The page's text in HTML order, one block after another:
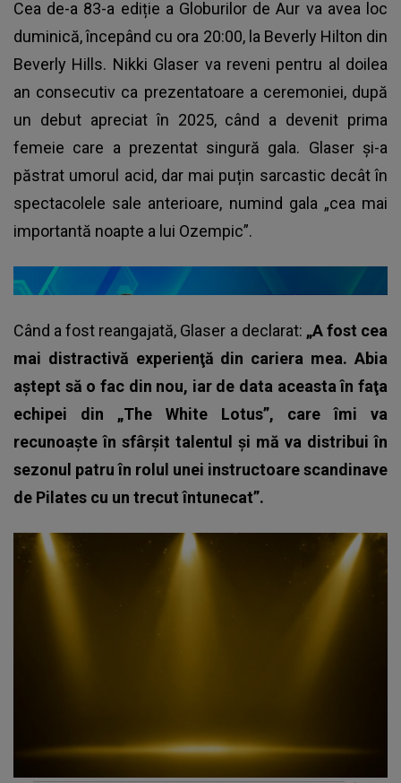
Cea de-a 83-a ediție a Globurilor de Aur va avea loc
duminică, începând cu ora 20:00, la Beverly Hilton din
Beverly Hills. Nikki Glaser va reveni pentru al doilea
an consecutiv ca prezentatoare a ceremoniei, după
un debut apreciat în 2025, când a devenit prima
femeie care a prezentat singură gala. Glaser și-a
păstrat umorul acid, dar mai puțin sarcastic decât în
spectacolele sale anterioare, numind gala „cea mai
importantă noapte a lui Ozempic”.
Când a fost reangajată, Glaser a declarat: „A fost cea
mai distractivă experienţă din cariera mea. Abia
aştept să o fac din nou, iar de data aceasta în faţa
echipei din „The White Lotus”, care îmi va
recunoaşte în sfârşit talentul şi mă va distribui în
sezonul patru în rolul unei instructoare scandinave
de Pilates cu un trecut întunecat”.